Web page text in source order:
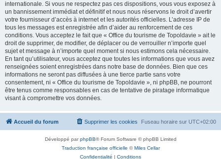
internationale. Si vous ne respectez pas ces dispositions, vous vous exposez à
un bannissement immédiat et définitif et nous nous réservons le droit d’avertir
votre fournisseur d’accès à internet et les autorités officielles. L’adresse IP de
tous les messages est enregistrée afin d’aider au renforcement de ces
conditions. Vous acceptez le fait que « Office du tourisme de Topoldavie » ait le
droit de supprimer, de modifier, de déplacer ou de verrouiller n’importe quel
sujet et message à n’importe quel moment si nous estimons cela nécessaire.
En tant qu’utilisateur, vous acceptez que toutes les informations que vous avez
renseignées soient enregistrées dans notre base de données. Bien que ces
informations ne seront pas diffusées à une tierce partie sans votre
consentement, ni « Office du tourisme de Topoldavie », ni phpBB, ne pourront
être tenus comme responsables en cas de tentative de piratage informatique
visant à compromettre vos données.
Accueil du forum Fuseau horaire sur UTC+02:00
Supprimer les cookies
Développé parphpBB® Forum Software © phpBB Limited
Traduction française officielle ©Miles Cellar
Confidentialité | Conditions